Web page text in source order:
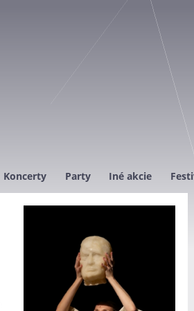
Koncerty Party Iné akcie